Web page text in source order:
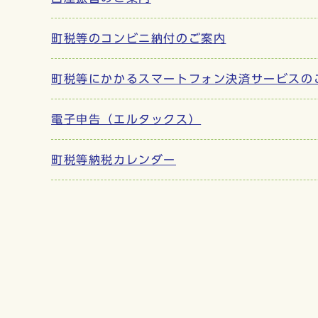
町税等のコンビニ納付のご案内
町税等にかかるスマートフォン決済サービスの
電子申告（エルタックス）
町税等納税カレンダー